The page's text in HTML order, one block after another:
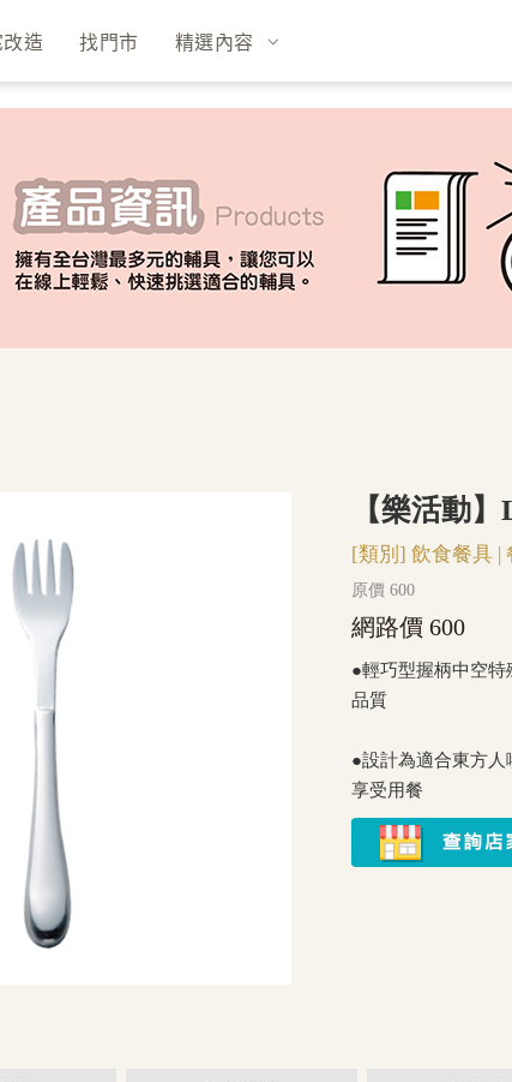
造 找門市 精選內容
【樂活動
[類別] 飲食餐具 |
原價 600
網路價 600
●輕巧型握柄中空
品質
●設計為適合東方
享受用餐